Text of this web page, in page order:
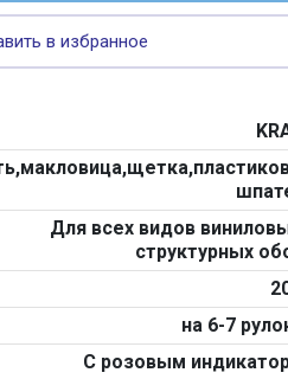
в избранное
Для всех видов
структурных
на 6-7
С розовым